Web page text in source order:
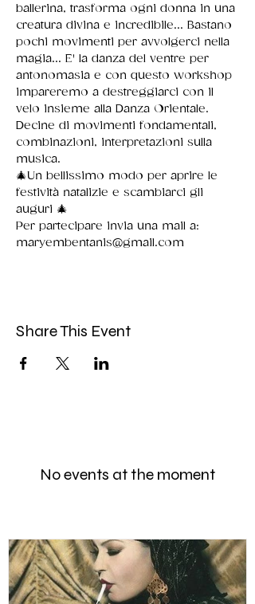
ballerina, trasforma ogni donna in una
creatura divina e incredibile... Bastano
pochi movimenti per avvolgerci nella
magia... E' la danza del ventre per
antonomasia e con questo workshop
impareremo a destreggiarci con il
velo insieme alla Danza Orientale.
Decine di movimenti fondamentali,
combinazioni, interpretazioni sulla
musica.
🎄Un bellissimo modo per aprire le
festività natalizie e scambiarci gli
auguri 🎄
Per partecipare invia una mail a:
maryembentanis@gmail.com
Share This Event
No events at the moment